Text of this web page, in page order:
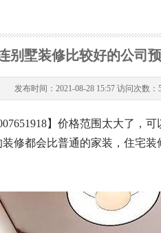
别墅装修比较好的公司
发布时间：2021-08-28 15:57 访问次数：
】价格范围太大了，
修都会比普通的家装，住宅装